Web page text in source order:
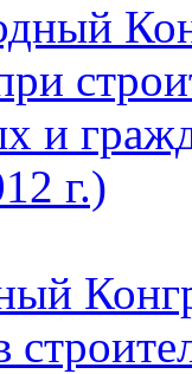
и
г.)